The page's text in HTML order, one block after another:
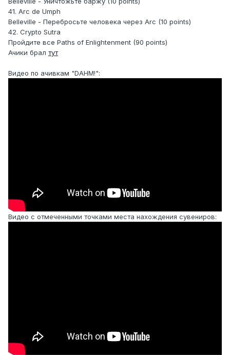
41. Arc de Umph
Belleville - Перебросьте человека через Arc (10 points)
42. Crypto Sutra
Пройдите все Paths of Enlightenment (90 points)
Ачики брал тут
Видео по ачивкам "DAHM!":
Видео с отмеченными точками места нахождения сувениров: